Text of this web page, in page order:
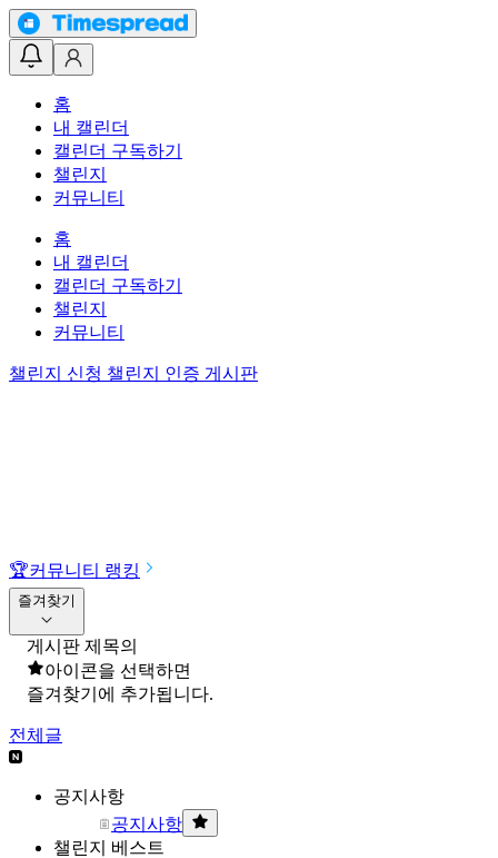
홈
내 캘린더
캘린더 구독하기
챌린지
커뮤니티
홈
내 캘린더
캘린더 구독하기
챌린지
커뮤니티
챌린지 신청 챌린지 인증 게시판
🏆커뮤니티 랭킹
즐겨찾기
게시판 제목의
아이콘을 선택하면
즐겨찾기에 추가됩니다.
전체글
공지사항
공지사항
챌린지 베스트